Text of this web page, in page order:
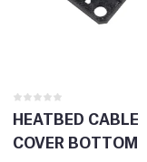
HEATBED CABLE
COVER BOTTOM